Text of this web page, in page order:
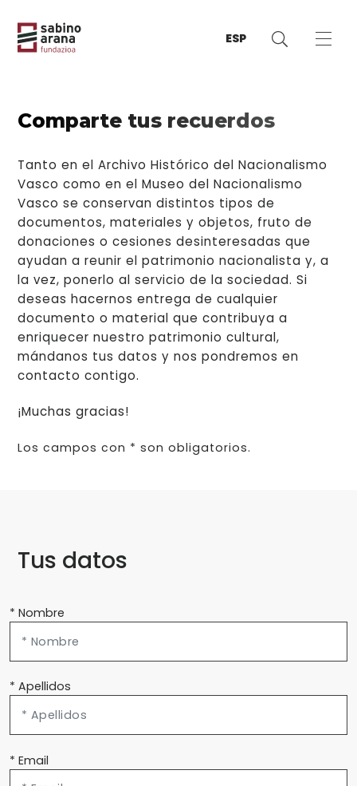
ESP
Comparte tus recuerdos
Tanto en el Archivo Histórico del Nacionalismo
Vasco como en el Museo del Nacionalismo
Vasco se conservan distintos tipos de
documentos, materiales y objetos, fruto de
donaciones o cesiones desinteresadas que
ayudan a reunir el patrimonio nacionalista y, a
la vez, ponerlo al servicio de la sociedad. Si
deseas hacernos entrega de cualquier
documento o material que contribuya a
enriquecer nuestro patrimonio cultural,
mándanos tus datos y nos pondremos en
contacto contigo.
¡Muchas gracias!
Los campos con * son obligatorios.
Tus datos
* Nombre
* Apellidos
* Email